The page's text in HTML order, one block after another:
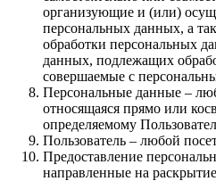
организующие и (или)
персональных данных, а
обработки персональных
данных, подлежащих
совершаемые с
Персональные данные –
относящаяся прямо или
определяемому
Пользователь – любой
Предоставление
направленные на